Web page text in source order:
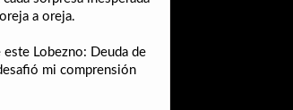
a oreja.
este Lobezno: Deuda de
mi comprensión